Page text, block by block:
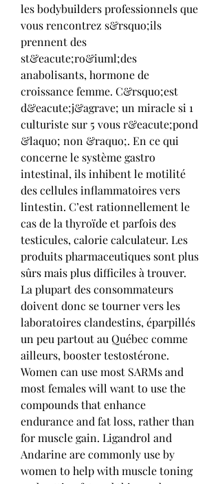
les bodybuilders professionnels que
vous rencontrez s&rsquo;ils
prennent des
st&eacute;ro&iuml;des
anabolisants, hormone de
croissance femme. C&rsquo;est
d&eacute;j&agrave; un miracle si 1
culturiste sur 5 vous r&eacute;pond
&laquo; non &raquo;. En ce qui
concerne le système gastro
intestinal, ils inhibent le motilité
des cellules inflammatoires vers
lintestin. C’est rationnellement le
cas de la thyroïde et parfois des
testicules, calorie calculateur. Les
produits pharmaceutiques sont plus
sûrs mais plus difficiles à trouver.
La plupart des consommateurs
doivent donc se tourner vers les
laboratoires clandestins, éparpillés
un peu partout au Québec comme
ailleurs, booster testostérone.
Women can use most SARMs and
most females will want to use the
compounds that enhance
endurance and fat loss, rather than
for muscle gain. Ligandrol and
Andarine are commonly use by
women to help with muscle toning